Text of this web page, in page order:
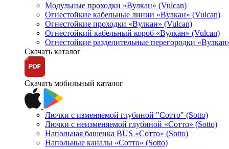
Модульные проходки «Вулкан» (Vulcan)
Огнестойкие кабельные линии «Вулкан» (Vulcan)
Огнестойкие проходки «Вулкан» (Vulcan)
Огнестойкий кабельный короб «Вулкан» (Vulcan)
Огнестойкие разделительные перегородки
Скачать каталог
Скачать мобильный каталог
Лючки с изменяемой глубиной "Сотто" (Sotto)
Лючки с неизменяемой глубиной «Сотто» (Sotto)
Напольная башенка BUS «Сотто» (Sotto)
Напольные каналы «Сотто» (Sotto)